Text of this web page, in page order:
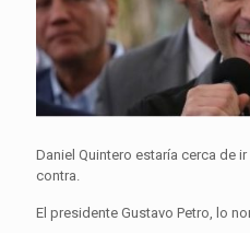
Daniel Quintero estaría cerca de
contra.
El presidente Gustavo Petro, lo